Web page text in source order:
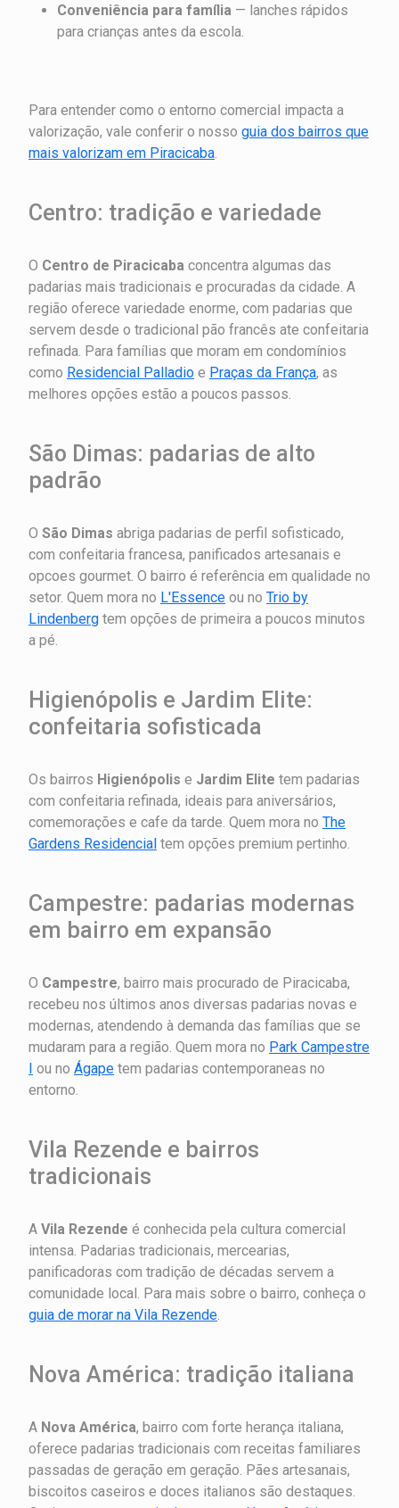
Conveniência para família — lanches rápidos
para crianças antes da escola.
Para entender como o entorno comercial impacta a
valorização, vale conferir o nosso guia dos bairros que
mais valorizam em Piracicaba.
Centro: tradição e variedade
O Centro de Piracicaba concentra algumas das
padarias mais tradicionais e procuradas da cidade. A
região oferece variedade enorme, com padarias que
servem desde o tradicional pão francês ate confeitaria
refinada. Para famílias que moram em condomínios
como Residencial Palladio e Praças da França, as
melhores opções estão a poucos passos.
São Dimas: padarias de alto
padrão
O São Dimas abriga padarias de perfil sofisticado,
com confeitaria francesa, panificados artesanais e
opcoes gourmet. O bairro é referência em qualidade no
setor. Quem mora no L'Essence ou no Trio by
Lindenberg tem opções de primeira a poucos minutos
a pé.
Higienópolis e Jardim Elite:
confeitaria sofisticada
Os bairros Higienópolis e Jardim Elite tem padarias
com confeitaria refinada, ideais para aniversários,
comemorações e cafe da tarde. Quem mora no The
Gardens Residencial tem opções premium pertinho.
Campestre: padarias modernas
em bairro em expansão
O Campestre, bairro mais procurado de Piracicaba,
recebeu nos últimos anos diversas padarias novas e
modernas, atendendo à demanda das famílias que se
mudaram para a região. Quem mora no Park Campestre
I ou no Ágape tem padarias contemporaneas no
entorno.
Vila Rezende e bairros
tradicionais
A Vila Rezende é conhecida pela cultura comercial
intensa. Padarias tradicionais, mercearias,
panificadoras com tradição de décadas servem a
comunidade local. Para mais sobre o bairro, conheça o
guia de morar na Vila Rezende.
Nova América: tradição italiana
A Nova América, bairro com forte herança italiana,
oferece padarias tradicionais com receitas familiares
passadas de geração em geração. Pães artesanais,
biscoitos caseiros e doces italianos são destaques.